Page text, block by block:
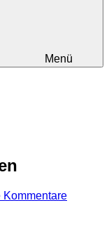
Menü
Kommentare